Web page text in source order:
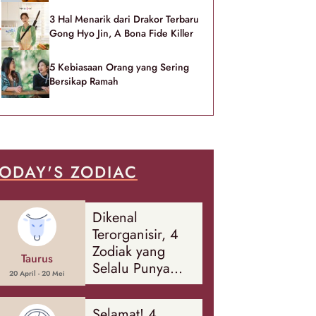
3 Hal Menarik dari Drakor Terbaru
Gong Hyo Jin, A Bona Fide Killer
5 Kebiasaan Orang yang Sering
Bersikap Ramah
ZODIAC
Taurus
20 April - 20 Mei
Dikenal
Terorganisir, 4
Zodiak yang
Selalu Punya
Rencana
Cadangan Soal